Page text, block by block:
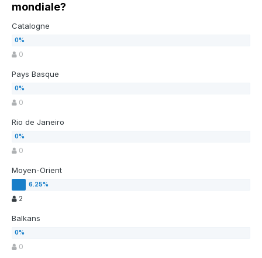
mondiale?
Catalogne
0
Pays Basque
0
Rio de Janeiro
0
Moyen-Orient
2
Balkans
0